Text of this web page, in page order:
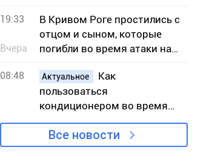
по количеству пожаров в
экосистемах
19:33
Вчера
В Кривом Роге простились с
отцом и сыном, которые
погибли во время атаки на
АЗС
08:48 Актуальное
Как
пользоваться
кондиционером во время
жары, чтобы снизить риск
вынужденных отключений
света
Все новости